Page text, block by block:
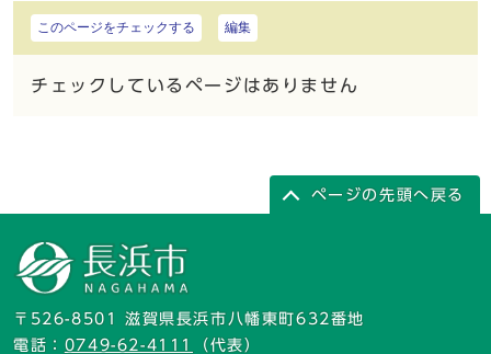
このページをチェックする 編集
チェックしているページはありません
ページの先頭へ戻る
〒526-8501 滋賀県長浜市八幡東町632番地
電話： 0749-62-4111 （代表）